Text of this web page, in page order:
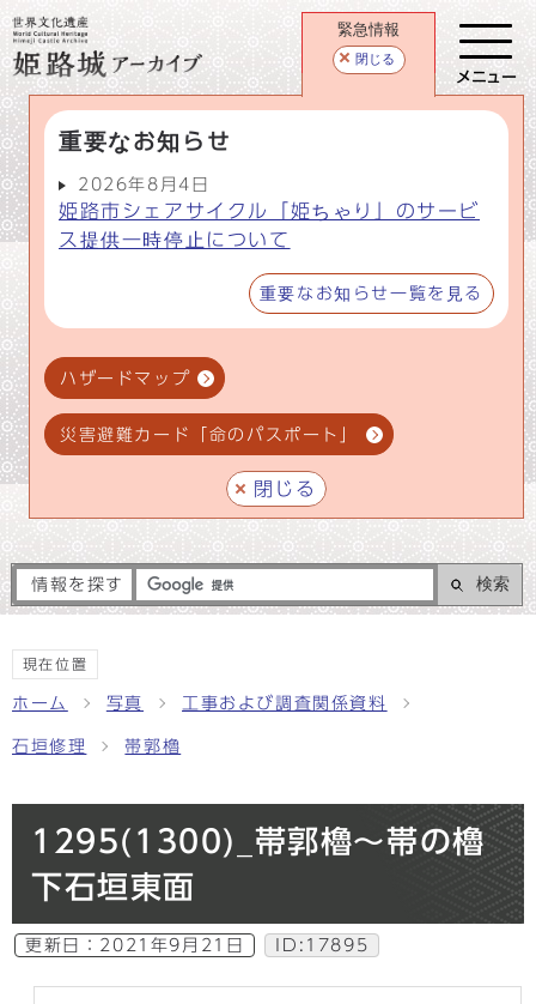
緊急情報
閉じる
重要なお知らせ
2026年8月4日
姫路市シェアサイクル「姫ちゃり」のサービ
ス提供一時停止について
重要なお知らせ一覧を見る
ハザードマップ
災害避難カード「命のパスポート」
閉じる
メニュー
情報を探す 検索
現在位置
ホーム 写真 工事および調査関係資料
石垣修理 帯郭櫓
1295(1300)_帯郭櫓～帯の櫓
下石垣東面
更新日： 2021年9月21日 ID:17895